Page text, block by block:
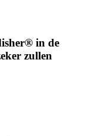
in de
zullen